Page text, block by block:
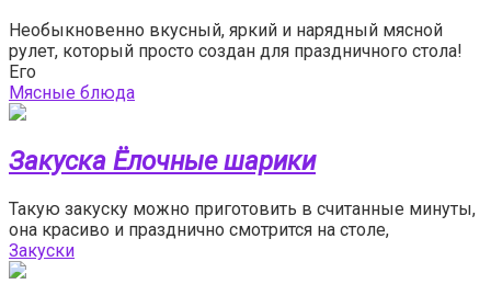
Необыкновенно вкусный, яркий и нарядный мясной
рулет, который просто создан для праздничного стола!
Его
Мясные блюда
Закуска Ёлочные шарики
Такую закуску можно приготовить в считанные минуты,
она красиво и празднично смотрится на столе,
Закуски